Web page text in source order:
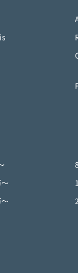
〜
〜